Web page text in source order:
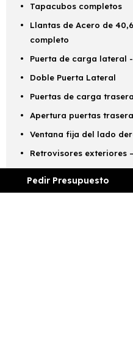
Tapacubos completos
Llantas de Acero de
completo
Puerta de carga lateral
Doble Puerta Lateral
Puertas de carga
Apertura puertas
Ventana fija del lado
Retrovisores exteriores
Cristales Tintados -
Parabrisas Térmico
Pedir Presupuesto